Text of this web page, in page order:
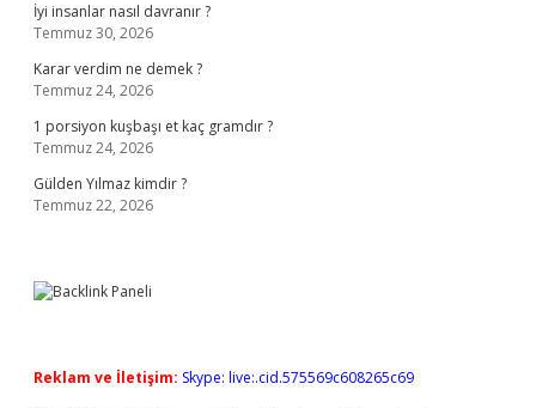
İyi insanlar nasıl davranır ?
Temmuz 30, 2026
Karar verdim ne demek ?
Temmuz 24, 2026
1 porsiyon kuşbaşı et kaç gramdır ?
Temmuz 24, 2026
Gülden Yılmaz kimdir ?
Temmuz 22, 2026
Reklam ve İletişim: Skype: live:.cid.575569c608265c69